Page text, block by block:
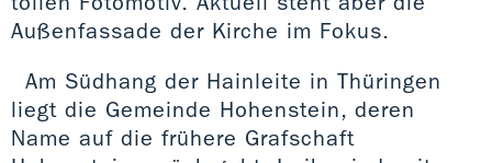
Außenfassade der Kirche im Fokus.
Am Südhang der Hainleite in Thüringen
liegt die Gemeinde Hohenstein, deren
Name auf die frühere Grafschaft